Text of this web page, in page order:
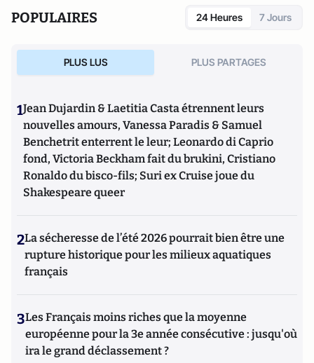
POPULAIRES 24 Heures 7 Jours
PLUS LUS PLUS PARTAGES
1Jean Dujardin & Laetitia Casta étrennent leurs
nouvelles amours, Vanessa Paradis & Samuel
Benchetrit enterrent le leur; Leonardo di Caprio
fond, Victoria Beckham fait du brukini, Cristiano
Ronaldo du bisco-fils; Suri ex Cruise joue du
Shakespeare queer
2La sécheresse de l’été 2026 pourrait bien être une
rupture historique pour les milieux aquatiques
français
3Les Français moins riches que la moyenne
européenne pour la 3e année consécutive : jusqu'où
ira le grand déclassement ?